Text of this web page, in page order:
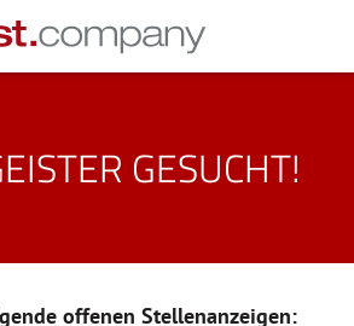
GESUCHT!
offenen Stellenanzeigen: